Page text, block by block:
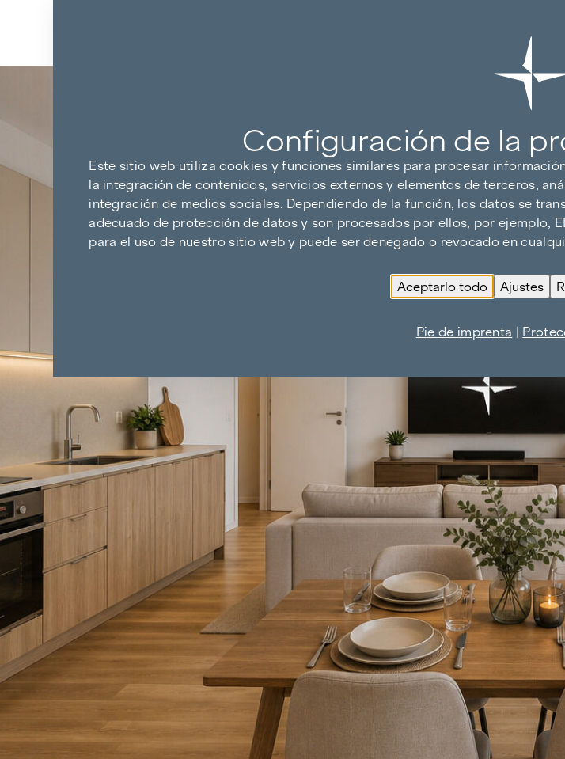
Configuración de la
Este sitio web utiliza cookies y funciones similares para procesar
la integración de contenidos, servicios externos y elementos de terceros,
integración de medios sociales. Dependiendo de la función, los datos se
adecuado de protección de datos y son procesados por ellos, por ejemplo,
para el uso de nuestro sitio web y puede ser denegado o revocado en
Aceptarlo todo Ajustes
Pie de imprenta |